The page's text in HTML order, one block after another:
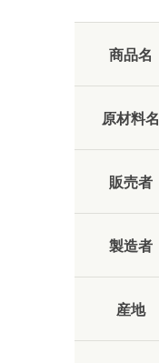
商品名
原材料名
販売者
製造者
産地